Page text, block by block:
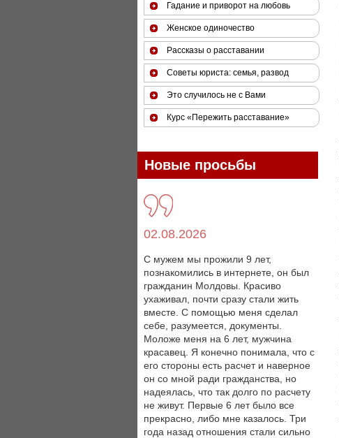
Гадание и приворот на любовь
Женское одиночество
Рассказы о расставании
Советы юриста: семья, развод
Это случилось не с Вами
Курс «Пережить расставание»
Новые просьбы
02.08.2026
С мужем мы прожили 9 лет,
познакомились в интернете, он был
гражданин Молдовы. Красиво
ухаживал, почти сразу стали жить
вместе. С помощью меня сделал
себе, разумеется, документы.
Моложе меня на 6 лет, мужчина
красавец. Я конечно понимала, что с
его стороны есть расчет и наверное
он со мной ради гражданства, но
надеялась, что так долго по расчету
не живут. Первые 6 лет было все
прекрасно, либо мне казалось. Три
года назад отношения стали сильно